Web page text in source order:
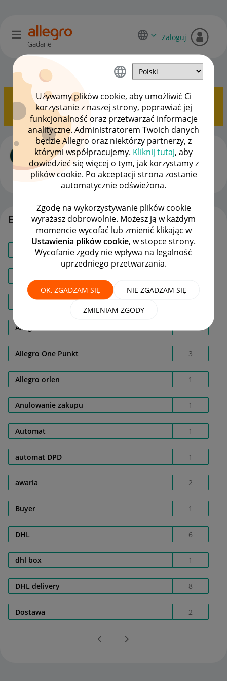
Używamy plików cookie, aby umożliwić Ci
korzystanie z naszej strony, poprawiać jej
funkcjonalność oraz przetwarzać informacje
analityczne. Administratorem Twoich danych
będzie Allegro oraz niektórzy partnerzy, z
którymi współpracujemy. Kliknij tutaj, aby
dowiedzieć się więcej o tym, jak korzystamy z
plików cookie. Po akceptacji strona zostanie
automatycznie odświeżona.
Zgodę na wykorzystywanie plików cookie
wyrażasz dobrowolnie. Możesz ją w każdym
momencie wycofać lub zmienić klikając w
Ustawienia plików cookie, w stopce strony.
Wycofanie zgody nie wpływa na legalność
uprzedniego przetwarzania.
OK, ZGADZAM SIĘ NIE ZGADZAM SIĘ
ZMIENIAM ZGODY
Gadane
Zaloguj
Allegro Delivery OPCJE
Pokazywanie tematów z etykietąJakość sprzedaży
Pokaż wszystkie tematy
Powiesić kilka par kaloszy na automacie
Allegro Delivery
autorLeshekSzz‎23-02-202612:00
ODPOWIEDZI 293 WYŚWIETLEŃ
Etykiety
AL008ERA 1
Allegro One Box
Allegro One Kurier
Allegro One Punkt 3
Allegro orlen 1
Anulowanie zakupu 1
Automat 1
automat DPD 1
awaria 2
Buyer 1
DHL 6
dhl box 1
DHL delivery 8
Dostawa 2